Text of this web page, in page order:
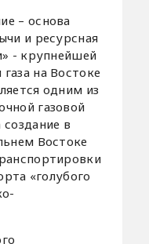
– основа
и ресурсная
- крупнейшей
на Востоке
одним из
газовой
в
Востоке
«голубого